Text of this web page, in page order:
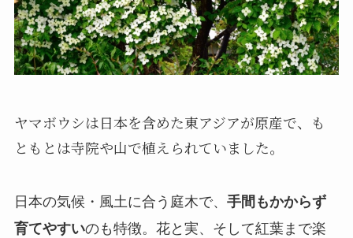
ヤマボウシは日本を含めた東アジアが原産で、も
ともとは寺院や山で植えられていました。
日本の気候・風土に合う庭木で、 手間もかからず
育てやすいのも特徴。花と実、そして紅葉まで楽